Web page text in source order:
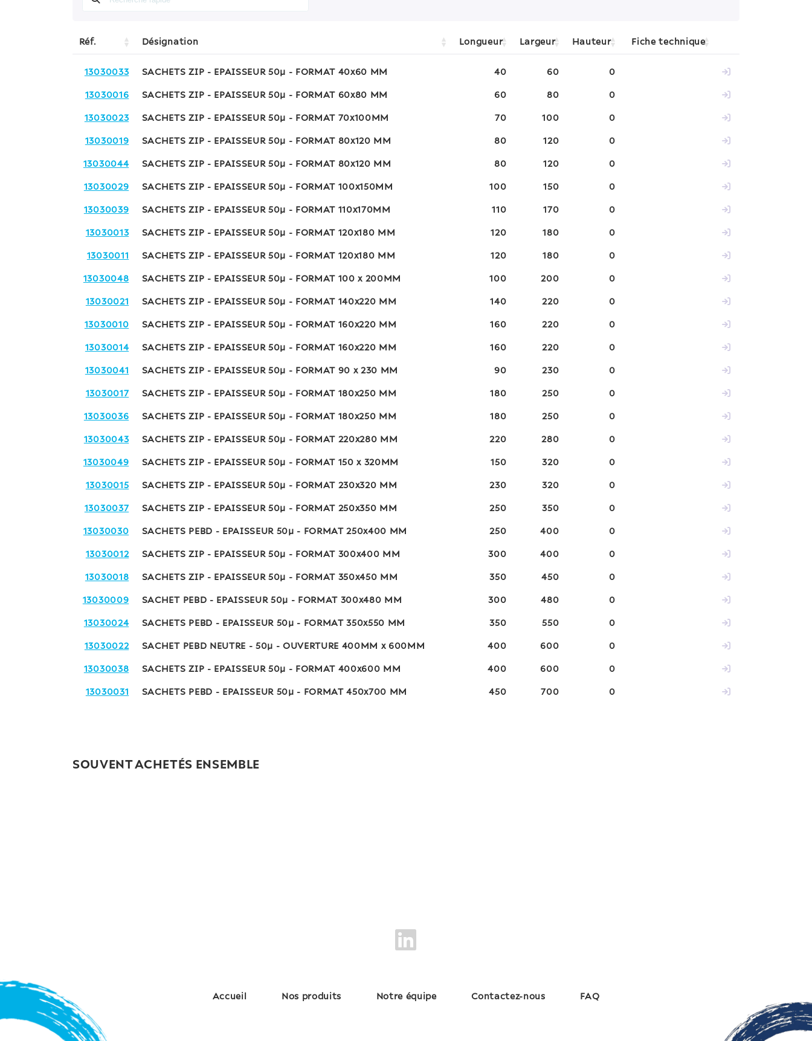
Réf. Désignation Longueur Largeur Hauteur Fiche technique
13030033 SACHETS ZIP - EPAISSEUR 50µ - FORMAT 40x60 MM 40 60 0
13030016 SACHETS ZIP - EPAISSEUR 50µ - FORMAT 60x80 MM 60 80 0
13030023 SACHETS ZIP - EPAISSEUR 50µ - FORMAT 70x100MM 70 100 0
13030019 SACHETS ZIP - EPAISSEUR 50µ - FORMAT 80x120 MM 80 120 0
13030044 SACHETS ZIP - EPAISSEUR 50µ - FORMAT 80x120 MM 80 120 0
13030029 SACHETS ZIP - EPAISSEUR 50µ - FORMAT 100x150MM 100 150 0
13030039 SACHETS ZIP - EPAISSEUR 50µ - FORMAT 110x170MM 110 170 0
13030013 SACHETS ZIP - EPAISSEUR 50µ - FORMAT 120x180 MM 120 180 0
13030011 SACHETS ZIP - EPAISSEUR 50µ - FORMAT 120x180 MM 120 180 0
13030048 SACHETS ZIP - EPAISSEUR 50µ - FORMAT 100 x 200MM 100 200 0
13030021 SACHETS ZIP - EPAISSEUR 50µ - FORMAT 140x220 MM 140 220 0
13030010 SACHETS ZIP - EPAISSEUR 50µ - FORMAT 160x220 MM 160 220 0
13030014 SACHETS ZIP - EPAISSEUR 50µ - FORMAT 160x220 MM 160 220 0
13030041 SACHETS ZIP - EPAISSEUR 50µ - FORMAT 90 x 230 MM 90 230 0
13030017 SACHETS ZIP - EPAISSEUR 50µ - FORMAT 180x250 MM 180 250 0
13030036 SACHETS ZIP - EPAISSEUR 50µ - FORMAT 180x250 MM 180 250 0
13030043 SACHETS ZIP - EPAISSEUR 50µ - FORMAT 220x280 MM 220 280 0
13030049 SACHETS ZIP - EPAISSEUR 50µ - FORMAT 150 x 320MM 150 320 0
13030015 SACHETS ZIP - EPAISSEUR 50µ - FORMAT 230x320 MM 230 320 0
13030037 SACHETS ZIP - EPAISSEUR 50µ - FORMAT 250x350 MM 250 350 0
13030030 SACHETS PEBD - EPAISSEUR 50µ - FORMAT 250x400 MM 250 400 0
13030012 SACHETS ZIP - EPAISSEUR 50µ - FORMAT 300x400 MM 300 400 0
13030018 SACHETS ZIP - EPAISSEUR 50µ - FORMAT 350x450 MM 350 450 0
13030009 SACHET PEBD - EPAISSEUR 50µ - FORMAT 300x480 MM 300 480 0
13030024 SACHETS PEBD - EPAISSEUR 50µ - FORMAT 350x550 MM 350 550 0
13030022 SACHET PEBD NEUTRE - 50µ - OUVERTURE 400MM x 600MM 400 600 0
13030038 SACHETS ZIP - EPAISSEUR 50µ - FORMAT 400x600 MM 400 600 0
13030031 SACHETS PEBD - EPAISSEUR 50µ - FORMAT 450x700 MM 450 700 0
SOUVENT ACHETÉS ENSEMBLE
Accueil Nos produits Notre équipe Contactez-nous FAQ